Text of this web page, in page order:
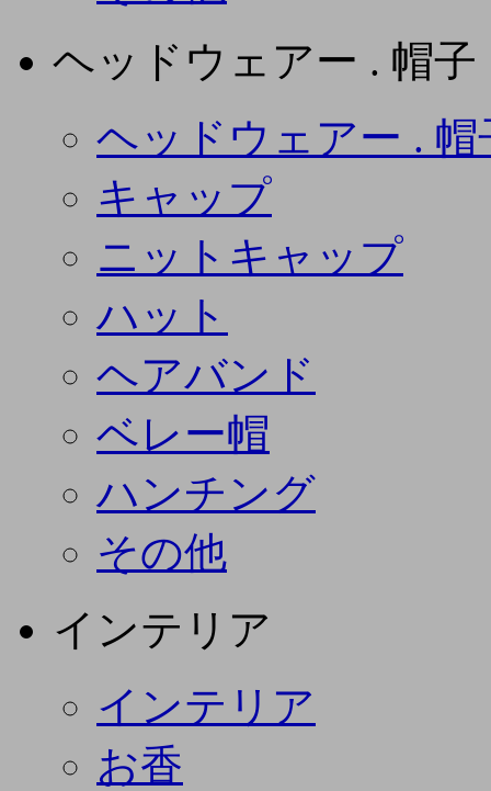
ヘッドウェアー . 帽子
ヘッドウェアー . 帽
キャップ
ニットキャップ
ハット
ヘアバンド
ベレー帽
ハンチング
その他
インテリア
インテリア
お香